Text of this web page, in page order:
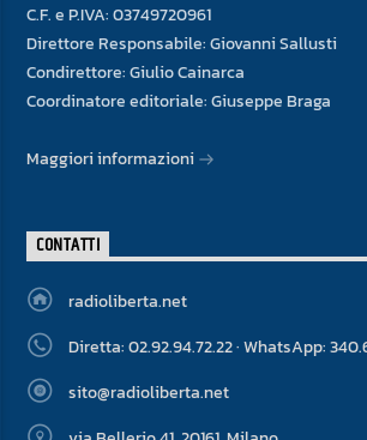
C.F. e P.IVA: 03749720961
Direttore Responsabile: Giovanni Sallusti
Condirettore: Giulio Cainarca
Coordinatore editoriale: Giuseppe Braga
Maggiori informazioni
CONTATTI
radioliberta.net
Diretta: 02.92.94.72.22 · WhatsApp:
sito@radioliberta.net